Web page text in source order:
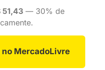
51,43 — 30% de
no MercadoLivre